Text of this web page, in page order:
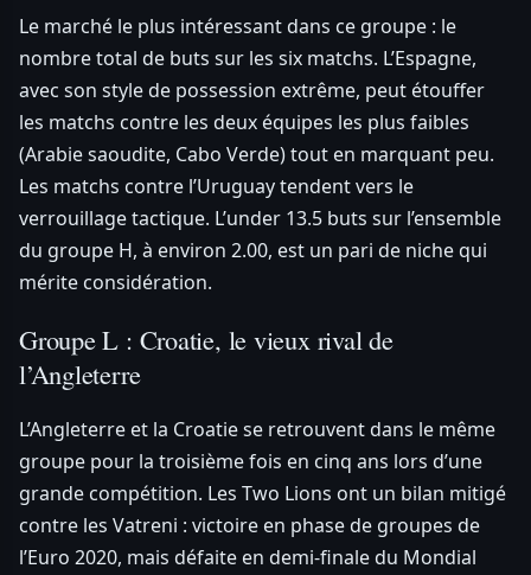
Le marché le plus intéressant dans ce groupe : le
nombre total de buts sur les six matchs. L’Espagne,
avec son style de possession extrême, peut étouffer
les matchs contre les deux équipes les plus faibles
(Arabie saoudite, Cabo Verde) tout en marquant peu.
Les matchs contre l’Uruguay tendent vers le
verrouillage tactique. L’under 13.5 buts sur l’ensemble
du groupe H, à environ 2.00, est un pari de niche qui
mérite considération.
Groupe L : Croatie, le vieux rival de
l’Angleterre
L’Angleterre et la Croatie se retrouvent dans le même
groupe pour la troisième fois en cinq ans lors d’une
grande compétition. Les Two Lions ont un bilan mitigé
contre les Vatreni : victoire en phase de groupes de
l’Euro 2020, mais défaite en demi-finale du Mondial